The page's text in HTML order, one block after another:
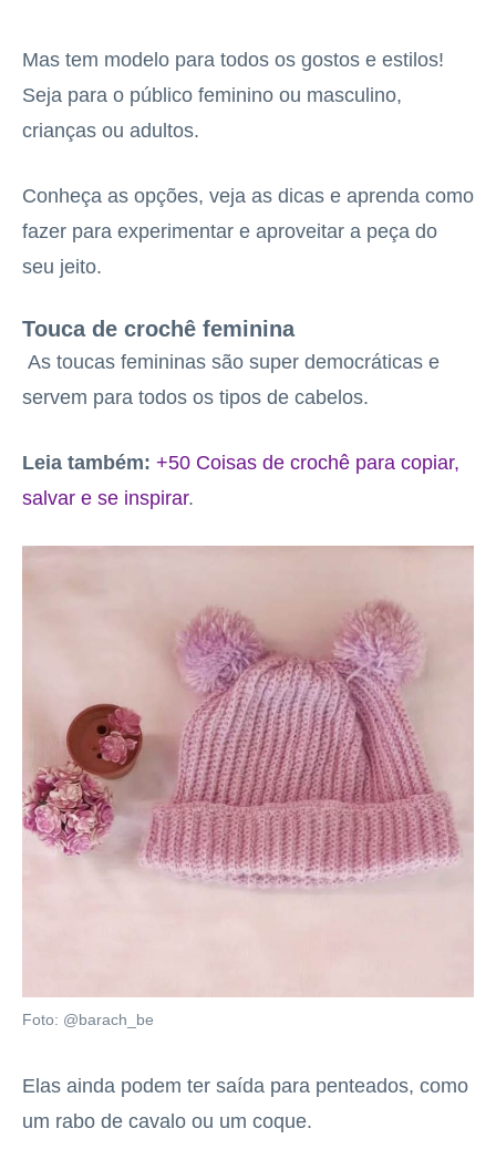
Mas tem modelo para todos os gostos e estilos!
Seja para o público feminino ou masculino,
crianças ou adultos.
Conheça as opções, veja as dicas e aprenda como
fazer para experimentar e aproveitar a peça do
seu jeito.
Touca de crochê feminina
As toucas femininas são super democráticas e
servem para todos os tipos de cabelos.
Leia também: +50 Coisas de crochê para copiar,
salvar e se inspirar.
Foto: @barach_be
Elas ainda podem ter saída para penteados, como
um rabo de cavalo ou um coque.